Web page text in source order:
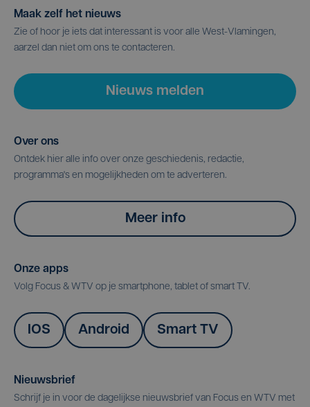
Maak zelf het nieuws
Zie of hoor je iets dat interessant is voor alle West-Vlamingen,
aarzel dan niet om ons te contacteren.
Nieuws melden
Over ons
Ontdek hier alle info over onze geschiedenis, redactie,
programma's en mogelijkheden om te adverteren.
Meer info
Onze apps
Volg Focus & WTV op je smartphone, tablet of smart TV.
IOS Android Smart TV
Nieuwsbrief
Schrijf je in voor de dagelijkse nieuwsbrief van Focus en WTV met